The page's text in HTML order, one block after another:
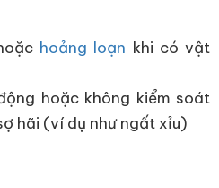
hoảng loạn khi có vật
hoặc không kiểm soát
hãi (ví dụ như ngất xỉu)